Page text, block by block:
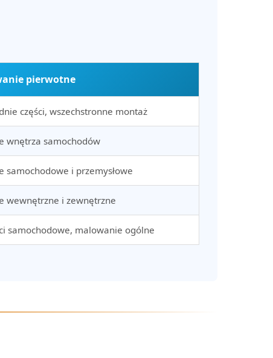
pierwotne
części, wszechstronne montaż
wnętrza samochodów
samochodowe i przemysłowe
wewnętrzne i zewnętrzne
samochodowe, malowanie ogólne